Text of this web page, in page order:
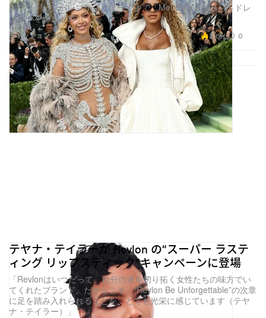
ファッション
エマ・チェンバレンからリアーナまで「Met Gala」のベストドレ
ッサーを総まとめ
May 7, 2026 3.6K 0
テヤナ・テイラーが Revlon の“スーパー ラステ
ィング リップスティック”キャンペーンに登場
「Revlonはいつだって、自分の道を切り拓く女性たちの味方でい
てくれたブランド。だからこそ、“Revlon Be Unforgettable”の次章
に足を踏み入れられることを、とても光栄に感じています（テヤ
ナ・テイラー）」